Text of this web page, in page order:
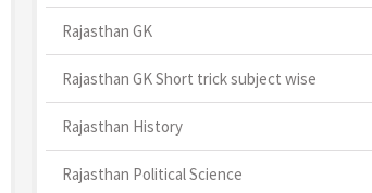
Rajasthan GK
Rajasthan GK Short trick subject wise
Rajasthan History
Rajasthan Political Science